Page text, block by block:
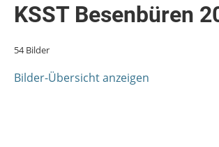
KSST Besenbüren
54 Bilder
Bilder-Übersicht anzeigen